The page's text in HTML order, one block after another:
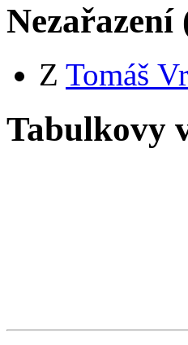
Nezařazení
Z Tomáš
Tabulkovy